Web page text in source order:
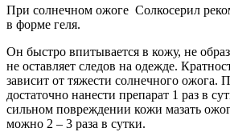
При солнечном ожоге Солкосерил
в форме геля.
Он быстро впитывается в кожу, не
не оставляет следов на одежде.
зависит от тяжести солнечного ожога.
достаточно нанести препарат 1 раз в
сильном повреждении кожи мазать
можно 2 – 3 раза в сутки.